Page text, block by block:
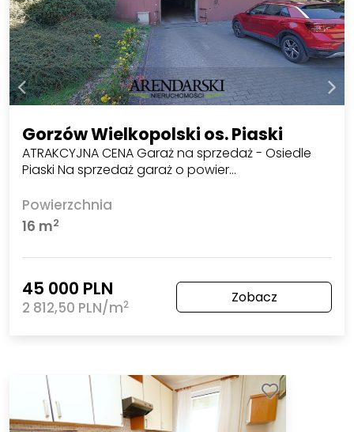
Gorzów Wielkopolski os. Piaski
ATRAKCYJNA CENA Garaż na sprzedaż - Osiedle
Piaski Na sprzedaż garaż o powier…
Powierzchnia
16 m2
45 000 PLN
2 812,50 PLN/m2 Zobacz